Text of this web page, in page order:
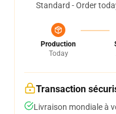
Standard - Order
Production
Today
Transaction
Livraison mondiale à